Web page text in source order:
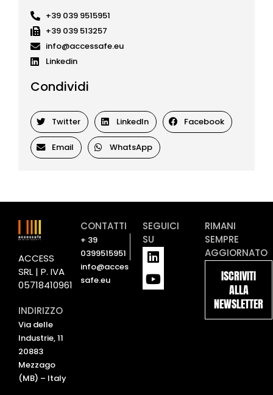
+39 039 9515951
+39 039 513257
info@accessafe.eu
Linkedin
Condividi
Twitter LinkedIn Facebook
Email WhatsApp
ACCESS
SRL | P. IVA
05718410961
INDIRIZZO
Via delle
Industrie, 11
20883
Mezzago
(MB) – Italy
CONTATTI
+ 39
0399515951
info@acces
safe.eu
SEGUICI
SU
L
i
n
k
Y
o
u
t
RIMANI
SEMPRE
AGGIORNATO
ISCRIVITI
ALLA
NEWSLETTER